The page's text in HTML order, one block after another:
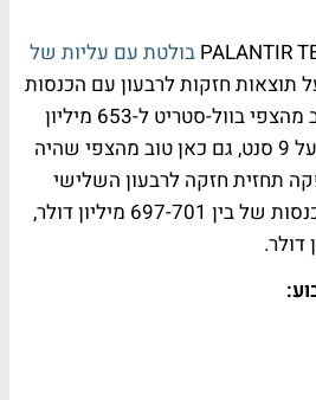
PALANTIR בולטת עם עליות של
תוצאות חזקות לרבעון עם הכנסות
של 678 מיליון דולר, טוב מהצפי בוול-סטריט ל-653 מיליון
דולר. הרווח למניה עמד על 9 סנט, גם כאן טוב מהצפי שהיה
תחזית חזקה לרבעון השלישי
ואמרה שהיא מצפה להכנסות של בין 697-701 מיליון דולר,